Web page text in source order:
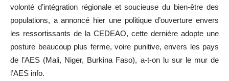
volonté d’intégration régionale et soucieuse du bien-être des
populations, a annoncé hier une politique d’ouverture envers
les ressortissants de la CEDEAO, cette dernière adopte une
posture beaucoup plus ferme, voire punitive, envers les pays
de l’AES (Mali, Niger, Burkina Faso), a-t-on lu sur le mur de
l’AES info.